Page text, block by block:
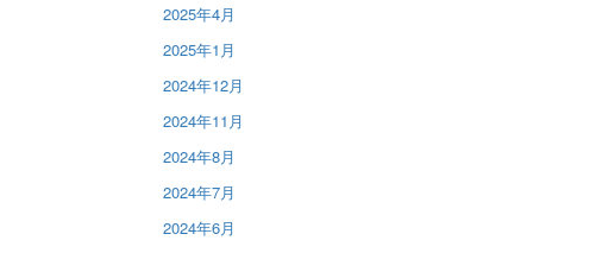
2025年4月
2025年1月
2024年12月
2024年11月
2024年8月
2024年7月
2024年6月